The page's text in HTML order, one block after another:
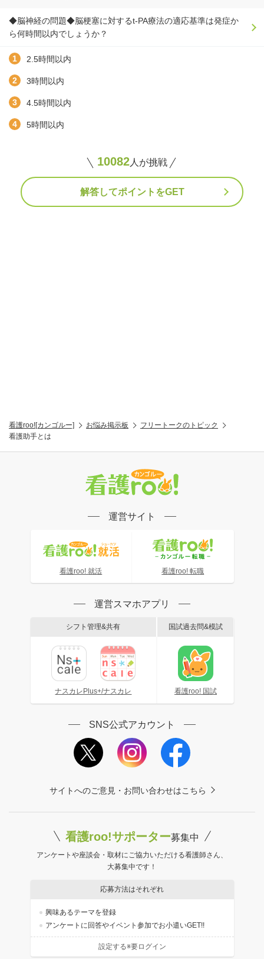
◆脳神経の問題◆脳梗塞に対するt-PA療法の適応基準は発症か
ら何時間以内でしょうか？
2.5時間以内
3時間以内
4.5時間以内
5時間以内
10082人が挑戦
解答してポイントをGET
看護roo![カンゴルー] お悩み掲示板
フリートークのトピック
看護助手とは
運営サイト
看護roo! 就活 看護roo! 転職
運営スマホアプリ
シフト管理&共有
ナスカレPlus+/ナスカレ
国試過去問&模試
看護roo! 国試
SNS公式アカウント
サイトへのご意見・お問い合わせはこちら
看護roo!サポーター募集中
アンケートや座談会・取材にご協力いただける看護師さん、
大募集中です！
応募方法はそれぞれ
興味あるテーマを登録
アンケートに回答やイベント参加でお小遣いGET!!
設定する※要ログイン